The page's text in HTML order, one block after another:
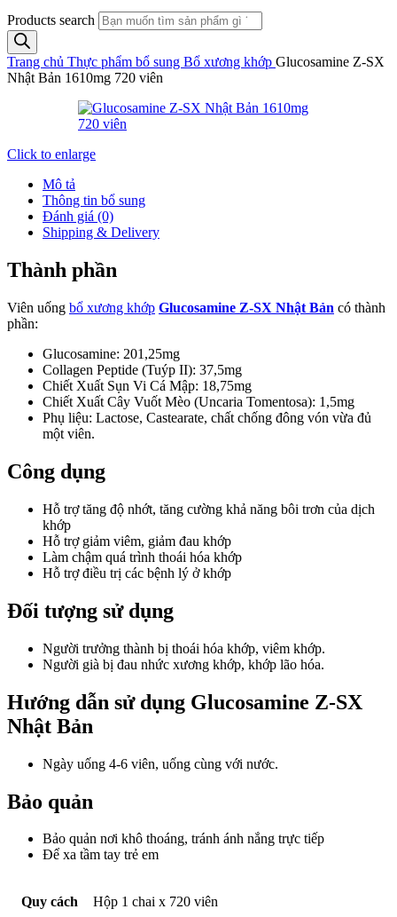
Products search
Trang chủ Thực phẩm bổ sung Bổ xương khớp Glucosamine Z-SX
Nhật Bản 1610mg 720 viên
Click to enlarge
Mô tả
Thông tin bổ sung
Đánh giá (0)
Shipping & Delivery
Thành phần
Viên uống bổ xương khớp Glucosamine Z-SX Nhật Bản có thành
phần:
Glucosamine: 201,25mg
Collagen Peptide (Tuýp II): 37,5mg
Chiết Xuất Sụn Vi Cá Mập: 18,75mg
Chiết Xuất Cây Vuốt Mèo (Uncaria Tomentosa): 1,5mg
Phụ liệu: Lactose, Castearate, chất chống đông vón vừa đủ
một viên.
Công dụng
Hỗ trợ tăng độ nhớt, tăng cường khả năng bôi trơn của dịch
khớp
Hỗ trợ giảm viêm, giảm đau khớp
Làm chậm quá trình thoái hóa khớp
Hỗ trợ điều trị các bệnh lý ở khớp
Đối tượng sử dụng
Người trưởng thành bị thoái hóa khớp, viêm khớp.
Người già bị đau nhức xương khớp, khớp lão hóa.
Hướng dẫn sử dụng Glucosamine Z-SX
Nhật Bản
Ngày uống 4-6 viên, uống cùng với nước.
Bảo quản
Bảo quản nơi khô thoáng, tránh ánh nắng trực tiếp
Để xa tầm tay trẻ em
Quy cách Hộp 1 chai x 720 viên